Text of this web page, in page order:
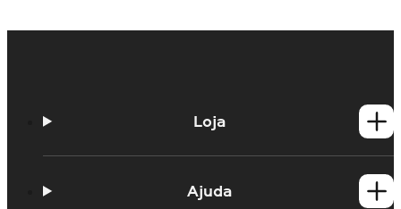
Loja
Produtos para Mac Ajuda